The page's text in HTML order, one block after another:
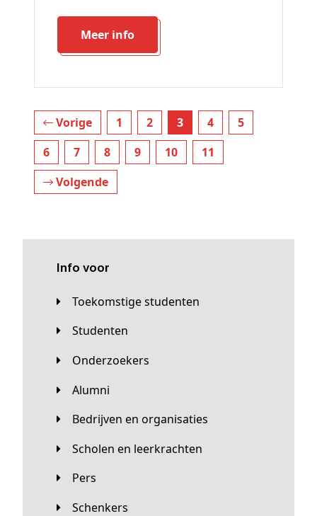
Meer info
Vorige 1 2 3 4
5
6
7 8 9 10
11
Volgende
Info voor
Toekomstige studenten
Studenten
Onderzoekers
Alumni
Bedrijven en organisaties
Scholen en leerkrachten
Pers
Schenkers